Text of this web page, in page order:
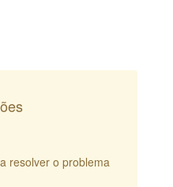
resolver o problema